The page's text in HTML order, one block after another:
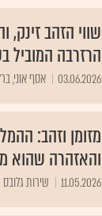
שווי הזהב
הרזרבה המוביל
03.06.2026 אסף אוני,
מזומן וזהב:
והאזהרה שהוא
11.05.2026 שירות גלובס